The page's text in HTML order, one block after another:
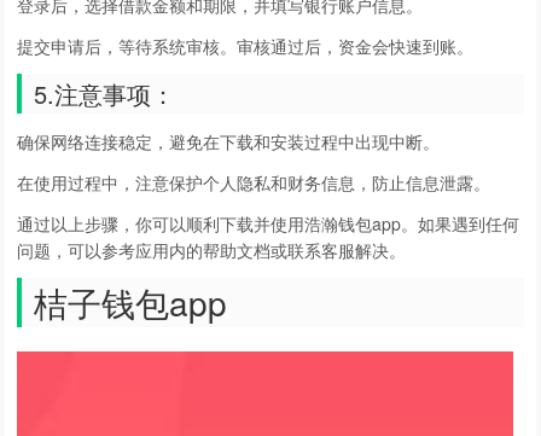
登录后，选择借款金额和期限，并填写银行账户信息。
提交申请后，等待系统审核。审核通过后，资金会快速到账。
5.注意事项：
确保网络连接稳定，避免在下载和安装过程中出现中断。
在使用过程中，注意保护个人隐私和财务信息，防止信息泄露。
通过以上步骤，你可以顺利下载并使用浩瀚钱包app。如果遇到任何
问题，可以参考应用内的帮助文档或联系客服解决。
桔子钱包app